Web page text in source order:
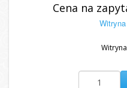
Cena na